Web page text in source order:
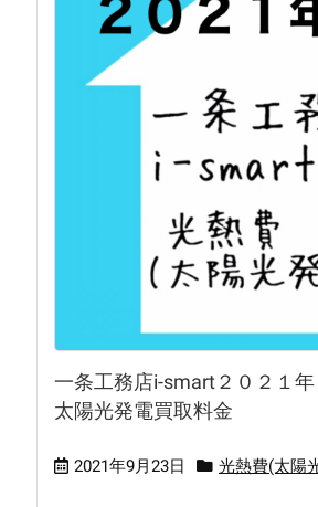
一条工務店i-smart２０２１
太陽光発電買取料金
2021年9月23日 光熱費(太陽